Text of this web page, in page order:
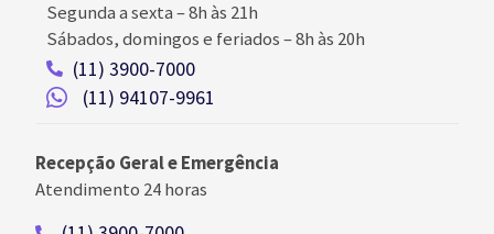
Segunda a sexta –8h às 21h
Sábados, domingos e feriados–8h às 20h
(11) 3900-7000
(11) 94107-9961
Recepção Geral e Emergência
Atendimento 24 horas